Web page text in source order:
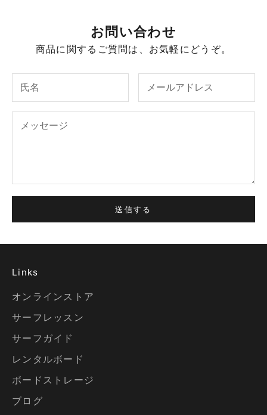
お問い合わせ
商品に関するご質問は、お気軽にどうぞ。
送信する
Links
オンラインストア
サーフレッスン
サーフガイド
レンタルボード
ボードストレージ
ブログ